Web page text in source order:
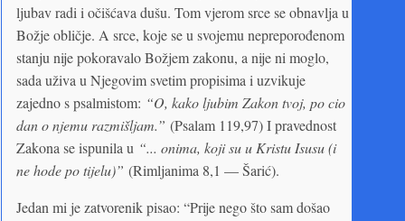
ljubav radi i očišćava dušu. Tom vjerom srce se obnavlja u
Božje obličje. A srce, koje se u svojemu nepreporođenom
stanju nije pokoravalo Božjem zakonu, a nije ni moglo,
sada uživa u Njegovim svetim propisima i uzvikuje
zajedno s psalmistom: “O, kako ljubim Zakon tvoj, po cio
dan o njemu razmišljam.” (Psalam 119,97) I pravednost
Zakona se ispunila u “... onima, koji su u Kristu Isusu (i
ne hode po tijelu)” (Rimljanima 8,1 — Šarić).
Jedan mi je zatvorenik pisao: “Prije nego što sam došao